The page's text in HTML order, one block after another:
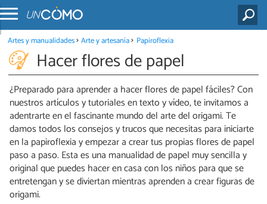
Artes y manualidades Arte y artesanía Papiroflexia
Hacer flores de papel
¿Preparado para aprender a hacer flores de papel fáciles? Con
nuestros artículos y tutoriales en texto y vídeo, te invitamos a
adentrarte en el fascinante mundo del arte del origami. Te
damos todos los consejos y trucos que necesitas para iniciarte
en la papiroflexia y empezar a crear tus propias flores de papel
paso a paso. Esta es una manualidad de papel muy sencilla y
original que puedes hacer en casa con los niños para que se
entretengan y se diviertan mientras aprenden a crear figuras de
origami.